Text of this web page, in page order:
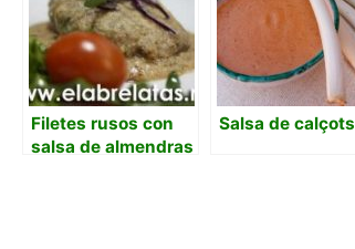
Filetes rusos con
salsa de almendras
Salsa de calçots